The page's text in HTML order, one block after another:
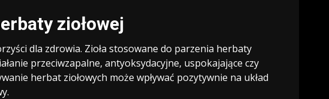
ziołowej
dla zdrowia. Zioła stosowane do parzenia herbaty
przeciwzapalne, antyoksydacyjne, uspokajające czy
herbat ziołowych może wpływać pozytywnie na układ